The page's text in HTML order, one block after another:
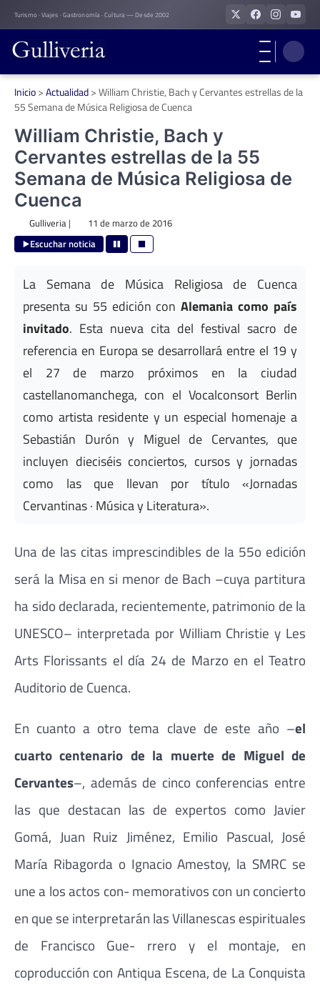
Skip
to
content
Turismo · Viajes · Gastronomía · Cultura — Desde 2002
Inicio>Actualidad>William Christie, Bach y Cervantes estrellas de la
55 Semana de Música Religiosa de Cuenca
William Christie, Bach y
Cervantes estrellas de la 55
Semana de Música Religiosa de
Cuenca
Gulliveria| 11 de marzo de 2016
Escuchar noticia
La Semana de Música Religiosa de Cuenca
presenta su 55 edición conAlemania como país
invitado. Esta nueva cita del festival sacro de
referencia en Europa se desarrollará entre el 19 y
el 27 de marzo próximos en la ciudad
castellanomanchega, con el Vocalconsort Berlin
como artista residente y un especial homenaje a
Sebastián Durón y Miguel de Cervantes, que
incluyen dieciséis conciertos, cursos y jornadas
como las que llevan por título «Jornadas
Cervantinas · Música y Literatura».
Una de las citas imprescindibles de la 55o edición
será la Misa en si menor de Bach –cuya partitura
ha sido declarada, recientemente, patrimonio de la
UNESCO– interpretada por William Christie y Les
Arts Florissants el día 24 de Marzo en el Teatro
Auditorio de Cuenca.
En cuanto a otro tema clave de este año –el
cuarto centenario de la muerte de Miguel de
Cervantes–, además de cinco conferencias entre
las que destacan las de expertos como Javier
Gomá, Juan Ruiz Jiménez, Emilio Pascual, José
María Ribagorda o Ignacio Amestoy, la SMRC se
une a los actos con- memorativos con un concierto
en que se interpretarán las Villanescas espirituales
de Francisco Gue- rrero y el montaje, en
coproducción con Antiqua Escena, de La Conquista